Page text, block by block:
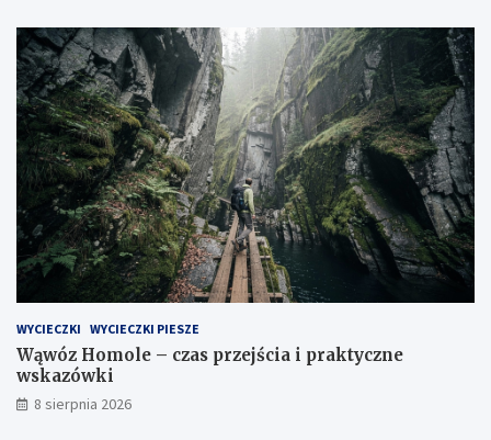
k
i
WYCIECZKI WYCIECZKI PIESZE
Wąwóz Homole – czas przejścia i praktyczne
wskazówki
8 sierpnia 2026